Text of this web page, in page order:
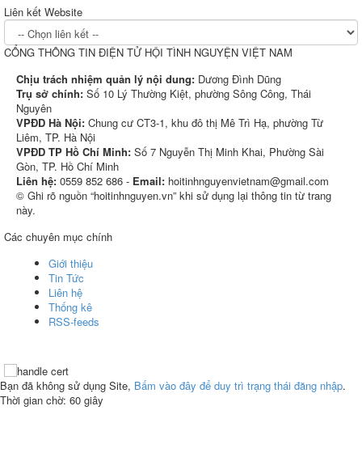
Liên kết Website
CỔNG THÔNG TIN ĐIỆN TỬ HỘI TÌNH NGUYỆN VIỆT NAM
Chịu trách nhiệm quản lý nội dung: Dương Đình Dũng
Trụ sở chính: Số 10 Lý Thường Kiệt, phường Sông Công, Thái
Nguyên
VPĐD Hà Nội: Chung cư CT3-1, khu đô thị Mê Trì Hạ, phường Từ
Liêm, TP. Hà Nội
VPĐD TP Hồ Chí Minh: Số 7 Nguyễn Thị Minh Khai, Phường Sài
Gòn, TP. Hồ Chí Minh
Liên hệ: 0559 852 686 - Email: hoitinhnguyenvietnam@gmail.com
© Ghi rõ nguồn “hoitinhnguyen.vn” khi sử dụng lại thông tin từ trang
này.
Các chuyên mục chính
Giới thiệu
Tin Tức
Liên hệ
Thống kê
RSS-feeds
Bạn đã không sử dụng Site, Bấm vào đây để duy trì trạng thái đăng nhập.
Thời gian chờ: 60 giây